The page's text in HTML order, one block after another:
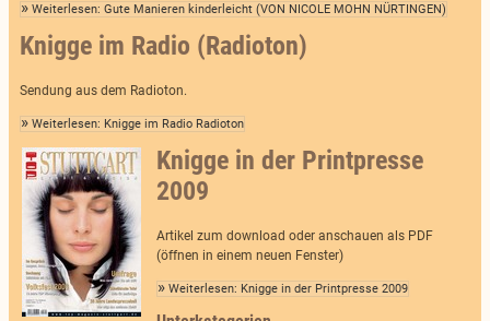
Weiterlesen: Gute Manieren kinderleicht (VON NICOLE MOHN NÜRTINGEN)
Knigge im Radio (Radioton)
Sendung aus dem Radioton.
Weiterlesen: Knigge im Radio Radioton
Knigge in der Printpresse
2009
Artikel zum download oder anschauen als PDF
(öffnen in einem neuen Fenster)
Weiterlesen: Knigge in der Printpresse 2009